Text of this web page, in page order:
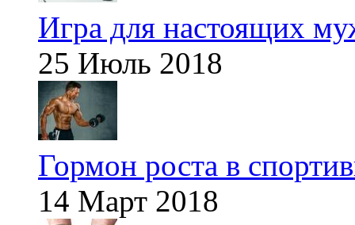
Игра для настоящих
25 Июль 2018
Гормон роста в
14 Март 2018